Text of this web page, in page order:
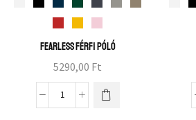
Fearless férfi póló
5290,00 Ft